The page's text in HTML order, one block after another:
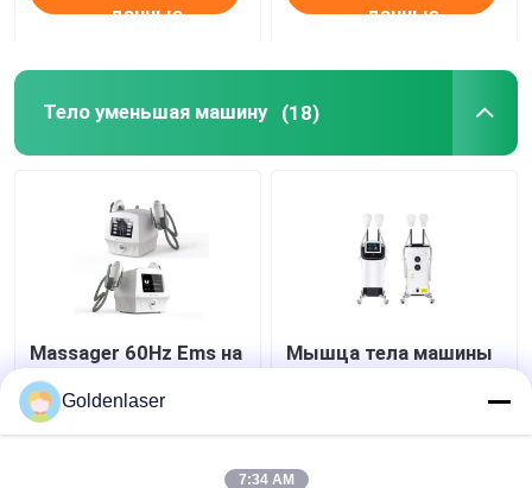
данные данные
Тело уменьшая машину (18)
Massager 60Hz Ems на
потеря веса 3 в 1
Massager тела Ems
ультракрасном
Мышца тела машины
стимулятора мышцы
Goldenlaser
7:34 AM